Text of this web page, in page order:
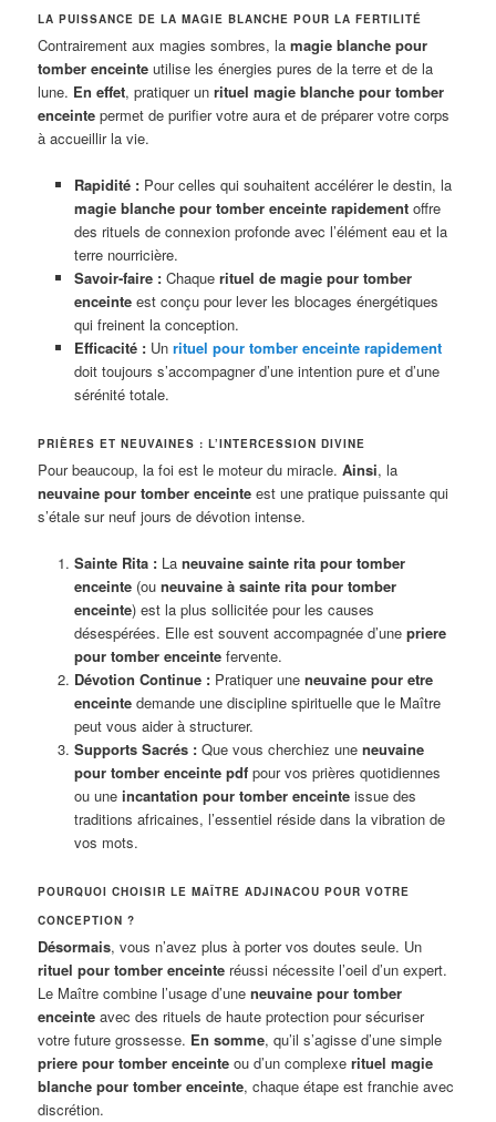
LA PUISSANCE DE LA MAGIE BLANCHE POUR LA FERTILITÉ
Contrairement aux magies sombres, lamagie blanche pour
tomber enceinte utilise les énergies pures de la terre et de la
lune. En effet, pratiquer unrituel magie blanche pour tomber
enceinte permet de purifier votre aura et de préparer votre corps
à accueillir la vie.
Rapidité :Pour celles qui souhaitent accélérer le destin, la
magie blanche pour tomber enceinte rapidementoffre
des rituels de connexion profonde avec l’élément eau et la
terre nourricière.
Savoir-faire :Chaque rituel de magie pour tomber
enceinteest conçu pour lever les blocages énergétiques
qui freinent la conception.
Efficacité :Un rituel pour tomber enceinte rapidement
doit toujours s’accompagner d’une intention pure et d’une
sérénité totale.
PRIÈRES ET NEUVAINES : L’INTERCESSION DIVINE
Pour beaucoup, la foi est le moteur du miracle.Ainsi, la
neuvaine pour tomber enceinte est une pratique puissante qui
s’étale sur neuf jours de dévotion intense.
Sainte Rita :La neuvaine sainte rita pour tomber
enceinte(ou neuvaine à sainte rita pour tomber
enceinte) est la plus sollicitée pour les causes
désespérées. Elle est souvent accompagnée d’une priere
pour tomber enceintefervente.
Dévotion Continue :Pratiquer une neuvaine pour etre
enceintedemande une discipline spirituelle que le Maître
peut vous aider à structurer.
Supports Sacrés :Que vous cherchiez une neuvaine
pour tomber enceinte pdfpour vos prières quotidiennes
ou une incantation pour tomber enceinteissue des
traditions africaines, l’essentiel réside dans la vibration de
vos mots.
POURQUOI CHOISIR LE MAÎTRE ADJINACOU POUR VOTRE
CONCEPTION ?
Désormais, vous n’avez plus à porter vos doutes seule. Un
rituel pour tomber enceinte réussi nécessite l’oeil d’un expert.
Le Maître combine l’usage d’uneneuvaine pour tomber
enceinte avec des rituels de haute protection pour sécuriser
votre future grossesse. En somme, qu’il s’agisse d’une simple
priere pour tomber enceinte ou d’un complexerituel magie
blanche pour tomber enceinte, chaque étape est franchie avec
discrétion.